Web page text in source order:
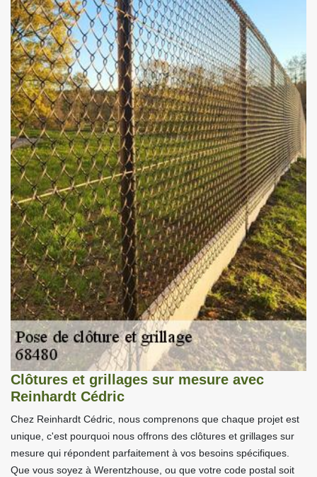
Clôtures et grillages sur mesure avec
Reinhardt Cédric
Chez Reinhardt Cédric, nous comprenons que chaque projet est
unique, c'est pourquoi nous offrons des clôtures et grillages sur
mesure qui répondent parfaitement à vos besoins spécifiques.
Que vous soyez à Werentzhouse, ou que votre code postal soit